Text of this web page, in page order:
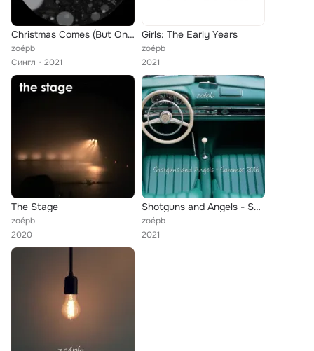
Christmas Comes (But Once a Year)
zoépb
Сингл
2021
Girls: The Early Years
zoépb
2021
The Stage
zoépb
2020
Shotguns and Angels - Summer 2016
zoépb
2021